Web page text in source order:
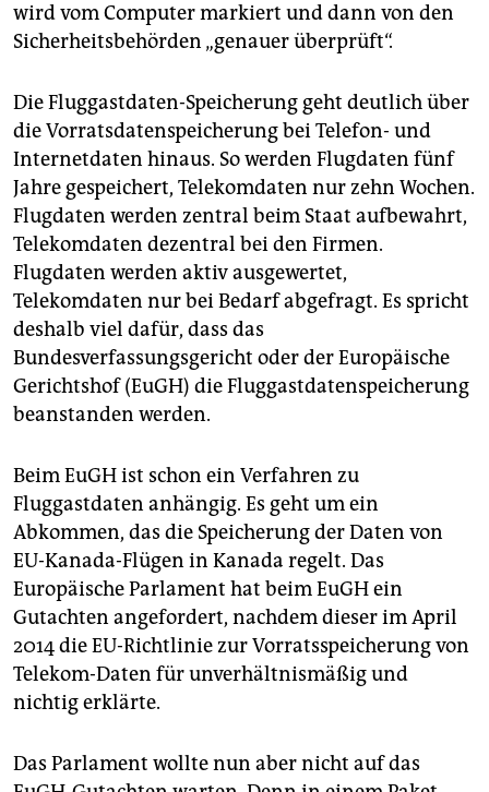
wird vom Computer markiert und dann von den
Sicherheitsbehörden „genauer überprüft“.
Die Fluggastdaten-Speicherung geht deutlich über
die Vorratsdatenspeicherung bei Telefon- und
Internetdaten hinaus. So werden Flugdaten fünf
Jahre gespeichert, Telekomdaten nur zehn Wochen.
Flugdaten werden zentral beim Staat aufbewahrt,
Telekomdaten dezentral bei den Firmen.
Flugdaten werden aktiv ausgewertet,
Telekomdaten nur bei Bedarf abgefragt. Es spricht
deshalb viel dafür, dass das
Bundesverfassungsgericht oder der Europäische
Gerichtshof (EuGH) die Fluggastdatenspeicherung
beanstanden werden.
Beim EuGH ist schon ein Verfahren zu
Fluggastdaten anhängig. Es geht um ein
Abkommen, das die Speicherung der Daten von
EU-Kanada-Flügen in Kanada regelt. Das
Europäische Parlament hat beim EuGH ein
Gutachten angefordert, nachdem dieser im April
2014 die EU-Richtlinie zur Vorratsspeicherung von
Telekom-Daten für unverhältnismäßig und
nichtig erklärte.
Das Parlament wollte nun aber nicht auf das